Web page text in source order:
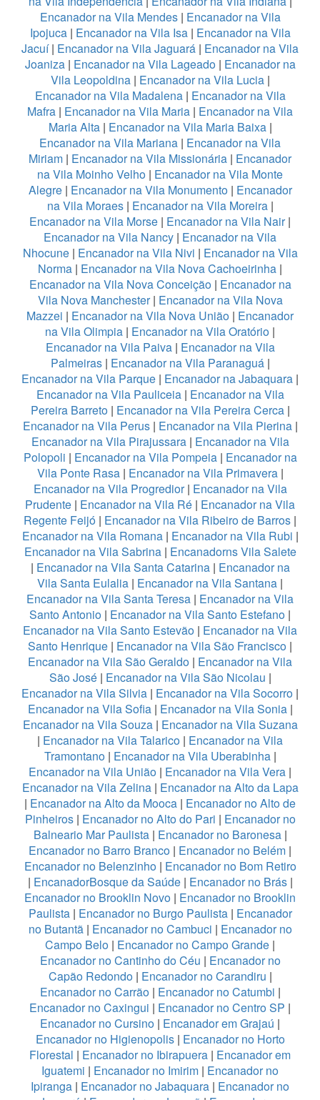
Encanador na Vila Mendes| Encanador na Vila
Ipojuca| Encanador na Vila Isa| Encanador na Vila
Jacuí| Encanador na Vila Jaguará | Encanador na Vila
Joaniza| Encanador na Vila Lageado| Encanador na
Vila Leopoldina| Encanador na Vila Lucia|
Encanador na Vila Madalena| Encanador na Vila
Mafra | Encanador na Vila Maria | Encanador na Vila
Maria Alta| Encanador na Vila Maria Baixa|
Encanador na Vila Mariana | Encanador na Vila
Miriam | Encanador na Vila Missionária | Encanador
na Vila Moinho Velho | Encanador na Vila Monte
Alegre| Encanador na Vila Monumento| Encanador
na Vila Moraes| Encanador na Vila Moreira|
Encanador na Vila Morse | Encanador na Vila Nair|
Encanador na Vila Nancy | Encanador na Vila
Nhocune| Encanador na Vila Nivi | Encanador na Vila
Norma | Encanador na Vila Nova Cachoeirinha |
Encanador na Vila Nova Conceição| Encanador na
Vila Nova Manchester| Encanador na Vila Nova
Mazzei | Encanador na Vila Nova União | Encanador
na Vila Olimpia | Encanador na Vila Oratório |
Encanador na Vila Paiva| Encanador na Vila
Palmeiras| Encanador na Vila Paranaguá|
Encanador na Vila Parque | Encanador na Jabaquara |
Encanador na Vila Pauliceia| Encanador na Vila
Pereira Barreto| Encanador na Vila Pereira Cerca|
Encanador na Vila Perus| Encanador na Vila Pierina|
Encanador na Vila Pirajussara| Encanador na Vila
Polopoli | Encanador na Vila Pompeia| Encanador na
Vila Ponte Rasa| Encanador na Vila Primavera|
Encanador na Vila Progredior| Encanador na Vila
Prudente | Encanador na Vila Ré | Encanador na Vila
Regente Feijó | Encanador na Vila Ribeiro de Barros |
Encanador na Vila Romana| Encanador na Vila Rubi |
Encanador na Vila Sabrina| Encanadorns Vila Salete
| Encanador na Vila Santa Catarina| Encanador na
Vila Santa Eulalia | Encanador na Vila Santana |
Encanador na Vila Santa Teresa | Encanador na Vila
Santo Antonio | Encanador na Vila Santo Estefano |
Encanador na Vila Santo Estevão | Encanador na Vila
Santo Henrique | Encanador na Vila São Francisco |
Encanador na Vila São Geraldo | Encanador na Vila
São José| Encanador na Vila São Nicolau |
Encanador na Vila Silvia | Encanador na Vila Socorro |
Encanador na Vila Sofia| Encanador na Vila Sonia|
Encanador na Vila Souza| Encanador na Vila Suzana
| Encanador na Vila Talarico | Encanador na Vila
Tramontano| Encanador na Vila Uberabinha|
Encanador na Vila União | Encanador na Vila Vera |
Encanador na Vila Zelina| Encanador na Alto da Lapa
| Encanador na Alto da Mooca | Encanador no Alto de
Pinheiros| Encanador no Alto do Pari | Encanador no
Balneario Mar Paulista| Encanador no Baronesa|
Encanador no Barro Branco | Encanador no Belém |
Encanador no Belenzinho| Encanador no Bom Retiro
| EncanadorBosque da Saúde| Encanador no Brás|
Encanador no Brooklin Novo | Encanador no Brooklin
Paulista| Encanador no Burgo Paulista| Encanador
no Butantã| Encanador no Cambuci | Encanador no
Campo Belo | Encanador no Campo Grande |
Encanador no Cantinho do Céu | Encanador no
Capão Redondo| Encanador no Carandiru |
Encanador no Carrão| Encanador no Catumbi |
Encanador no Caxingui | Encanador no Centro SP |
Encanador no Cursino | Encanador em Grajaú |
Encanador no Higienopolis| Encanador no Horto
Florestal | Encanador no Ibirapuera | Encanador em
Iguatemi | Encanador no Imirim | Encanador no
Ipiranga | Encanador no Jabaquara | Encanador no